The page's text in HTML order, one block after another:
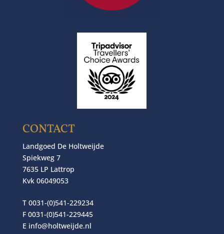
CONTACT
Landgoed De Holtweijde
Spiekweg 7
7635 LP Lattrop
Kvk 06049053
T 0031-(0)541-229234
F 0031-(0)541-229445
E info@holtweijde.nl